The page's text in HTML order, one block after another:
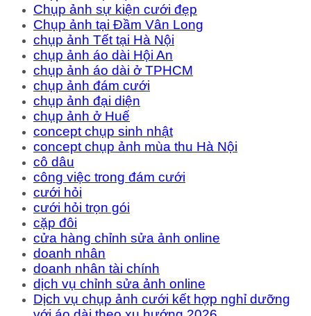
Chụp ảnh sự kiện cưới đẹp
Chụp ảnh tại Đầm Vân Long
chụp ảnh Tết tại Hà Nội
chụp ảnh áo dài Hội An
chụp ảnh áo dài ở TPHCM
chụp ảnh đám cưới
chụp ảnh đại diện
chụp ảnh ở Huế
concept chụp sinh nhật
concept chụp ảnh mùa thu Hà Nội
cô dâu
công việc trong đám cưới
cưới hỏi
cưới hỏi trọn gói
cặp đôi
cửa hàng chỉnh sửa ảnh online
doanh nhân
doanh nhân tài chính
dịch vụ chỉnh sửa ảnh online
Dịch vụ chụp ảnh cưới kết hợp nghỉ dưỡng